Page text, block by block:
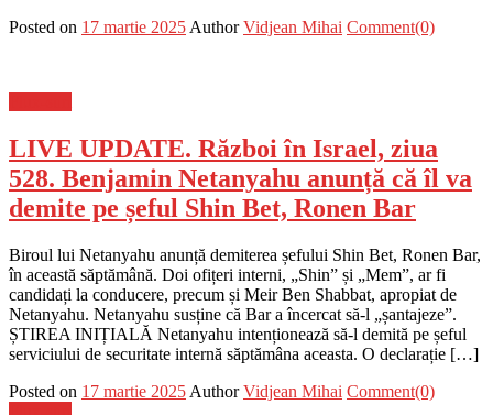
Posted on 17 martie 2025 Author Vidjean Mihai Comment(0)
LIVE UPDATE. Război în Israel, ziua
528. Benjamin Netanyahu anunță că îl va
demite pe șeful Shin Bet, Ronen Bar
Biroul lui Netanyahu anunță demiterea șefului Shin Bet, Ronen Bar,
în această săptămână. Doi ofițeri interni, „Shin” și „Mem”, ar fi
candidați la conducere, precum și Meir Ben Shabbat, apropiat de
Netanyahu. Netanyahu susține că Bar a încercat să-l „șantajeze”.
ȘTIREA INIȚIALĂ Netanyahu intenționează să-l demită pe șeful
serviciului de securitate internă săptămâna aceasta. O declarație […]
Posted on 17 martie 2025 Author Vidjean Mihai Comment(0)